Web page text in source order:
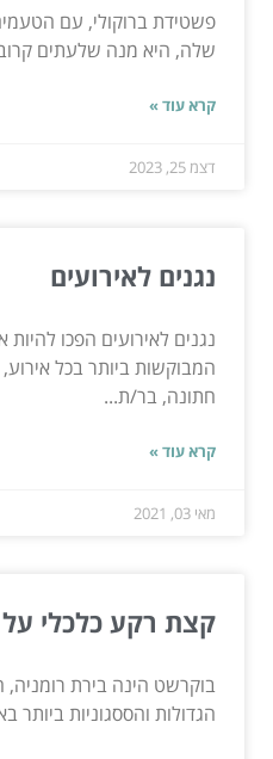
פשטידת ברוקולי, עם
שלה, היא מנה שלעתים
קרא עוד »
דצמ 25, 2023
נגנים לאירועים
נגנים לאירועים הפכו
המבוקשות ביותר בכל
חתונה, בר/ת...
קרא עוד »
מאי 03, 2021
קצת רקע כלכלי
בוקרשט הינה בירת
הגדולות והססגוניות ביותר